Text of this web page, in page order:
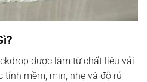
được làm từ chất liệu vải
tính mềm, mịn, nhẹ và độ rủ